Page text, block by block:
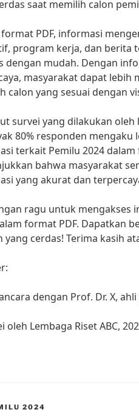
saat memilih calon
PDF, informasi
program kerja, dan berita
dengan mudah. Dengan
masyarakat dapat lebih
calon yang sesuai dengan
survei yang dilakukan
80% responden
terkait Pemilu 2024 dalam
bahwa masyarakat
yang akurat dan
ragu untuk
format PDF. Dapatkan
yang cerdas! Terima kasih
dengan Prof. Dr. X,
oleh Lembaga Riset ABC,
2024